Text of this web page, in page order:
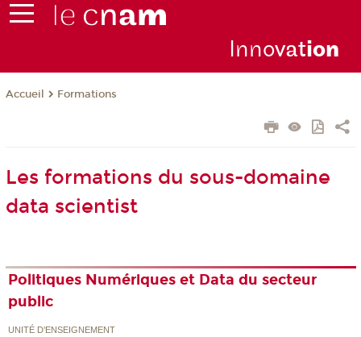
Innovation
Accueil Formations
Les formations du sous-domaine
data scientist
Politiques Numériques et Data du secteur
public
UNITÉ D’ENSEIGNEMENT